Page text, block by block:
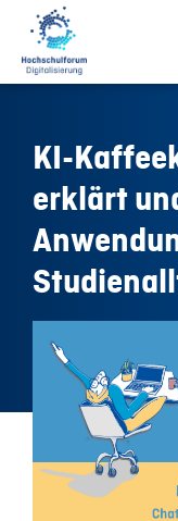
KI-
erklärt